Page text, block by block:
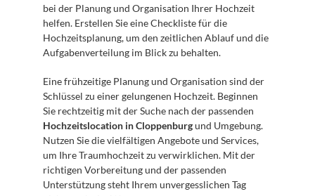
bei der Planung und Organisation Ihrer Hochzeit
helfen. Erstellen Sie eine Checkliste für die
Hochzeitsplanung, um den zeitlichen Ablauf und die
Aufgabenverteilung im Blick zu behalten.
Eine frühzeitige Planung und Organisation sind der
Schlüssel zu einer gelungenen Hochzeit. Beginnen
Hochzeitslocation in Cloppenburg und Umgebung.
Nutzen Sie die vielfältigen Angebote und Services,
um Ihre Traumhochzeit zu verwirklichen. Mit der
richtigen Vorbereitung und der passenden
Unterstützung steht Ihrem unvergesslichen Tag